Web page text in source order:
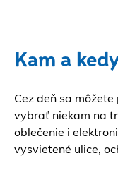
Kam a
Cez deň sa
vybrať niekam na
oblečenie i
vysvietené ulice,